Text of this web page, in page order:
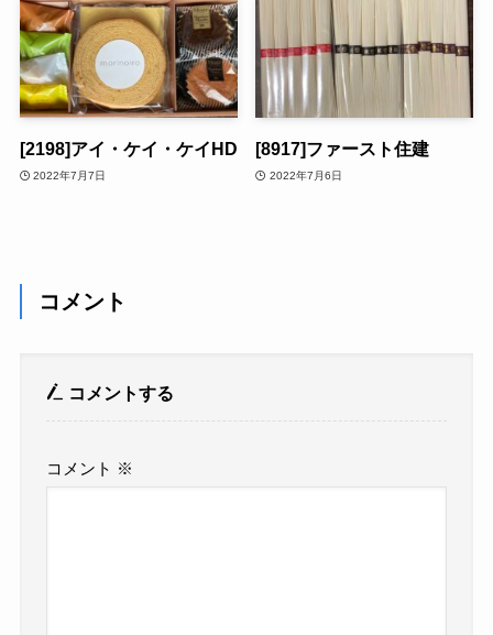
[2198]アイ・ケイ・ケイHD
2022年7月7日
[8917]ファースト住建
2022年7月6日
コメント
コメントする
コメント ※